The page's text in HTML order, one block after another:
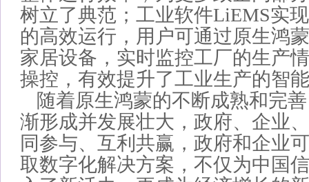
树立了典范；工业软件LiEMS实
的高效运行，用户可通过原生鸿
家居设备，实时监控工厂的生产
操控，有效提升了工业生产的
随着原生鸿蒙的不断成熟和完
渐形成并发展壮大，政府、企业
同参与、互利共赢，政府和企业
取数字化解决方案，不仅为中国